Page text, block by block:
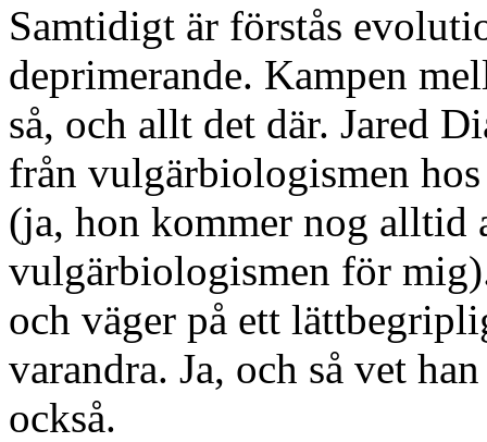
Samtidigt är förstås
deprimerande. Kampen
så, och allt det där. Jared
från vulgärbiologismen
(ja, hon kommer nog alltid
vulgärbiologismen för
och väger på ett
varandra. Ja, och så vet
också.